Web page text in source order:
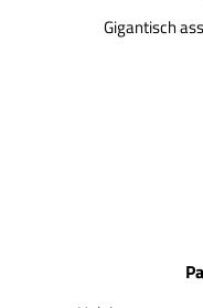
Gigantisch